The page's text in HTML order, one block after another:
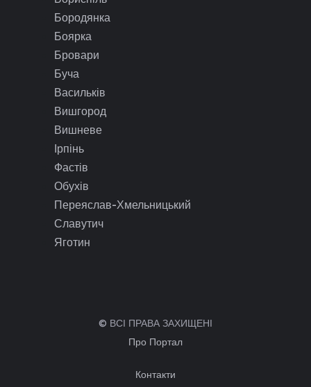
Бородянка
Боярка
Бровари
Буча
Васильків
Вишгород
Вишневе
Ірпінь
Фастів
Обухів
Переяслав-Хмельницький
Славутич
Яготин
© ВСІ ПРАВА ЗАХИЩЕНІ
Про Портал
Контакти